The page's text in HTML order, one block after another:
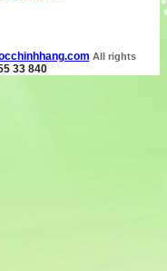
All rights
33 840